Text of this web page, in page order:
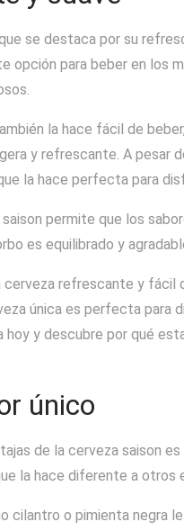
se destaca por su
opción para beber en los
la hace fácil de
y refrescante. A pesar
la hace perfecta para
saison permite que los
es equilibrado y
cerveza refrescante y fácil
única es perfecta para
hoy y descubre por qué
único
de la cerveza saison
la hace diferente a otros
cilantro o pimienta negra